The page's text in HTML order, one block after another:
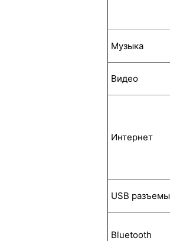
Музыка
Видео
Интернет
USB разъемы
Bluetooth